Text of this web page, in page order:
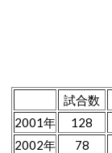
試合数
2001年
128
2002年
78